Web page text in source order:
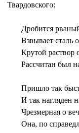
Твардовского:
Дробится
Взвывает сталь
Крутой раствор
Рассчитан был
Пришло так
И так нагляден
Чрезмерная о
Она, по